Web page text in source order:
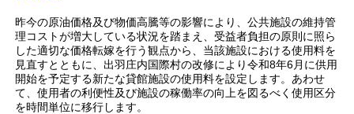
昨今の原油価格及び物価高騰等の影響により、公共施設の維持管
理コストが増大している状況を踏まえ、受益者負担の原則に照ら
した適切な価格転嫁を行う観点から、当該施設における使用料を
見直すとともに、出羽庄内国際村の改修により令和8年6月に供用
開始を予定する新たな貸館施設の使用料を設定します。あわせ
て、使用者の利便性及び施設の稼働率の向上を図るべく使用区分
を時間単位に移行します。